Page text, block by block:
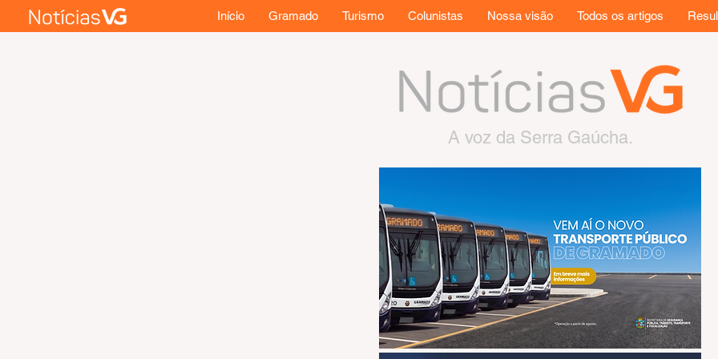
Início Gramado Turismo Colunistas Nossa visão Todos os artigos
A voz da Serra Gaúcha.